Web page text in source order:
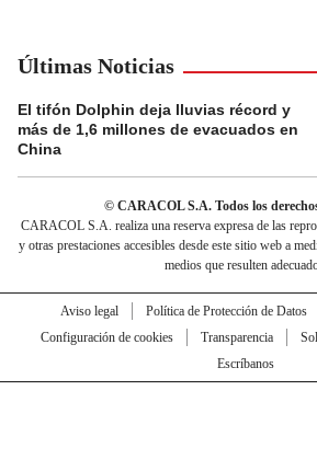
Últimas Noticias
El tifón Dolphin deja lluvias récord y
más de 1,6 millones de evacuados en
China
© CARACOL S.A. Todos los
CARACOL S.A. realiza una reserva expresa de las
y otras prestaciones accesibles desde este sitio web a
medios que resulten
Aviso legal Política de Protección de Datos
Configuración de cookies
Transparencia
Escríbanos